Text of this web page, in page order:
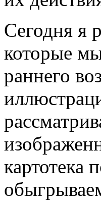
Сегодня я
которые
раннего
картотека